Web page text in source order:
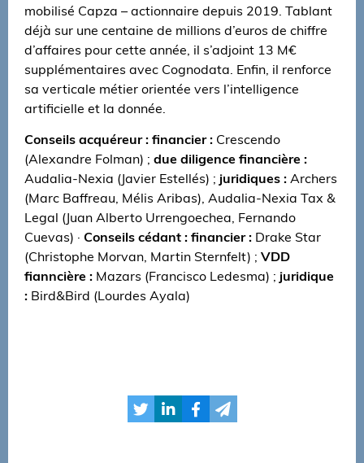
mobilisé Capza – actionnaire depuis 2019. Tablant
déjà sur une centaine de millions d’euros de chiffre
d’affaires pour cette année, il s’adjoint 13 M€
supplémentaires avec Cognodata. Enfin, il renforce
sa verticale métier orientée vers l’intelligence
artificielle et la donnée.
Conseils acquéreur : financier : Crescendo
(Alexandre Folman) ; due diligence financière :
Audalia-Nexia (Javier Estellés) ; juridiques : Archers
(Marc Baffreau, Mélis Aribas), Audalia-Nexia Tax &
Legal (Juan Alberto Urrengoechea, Fernando
Cuevas) · Conseils cédant : financier : Drake Star
(Christophe Morvan, Martin Sternfelt) ; VDD
fianncière : Mazars (Francisco Ledesma) ; juridique
: Bird&Bird (Lourdes Ayala)